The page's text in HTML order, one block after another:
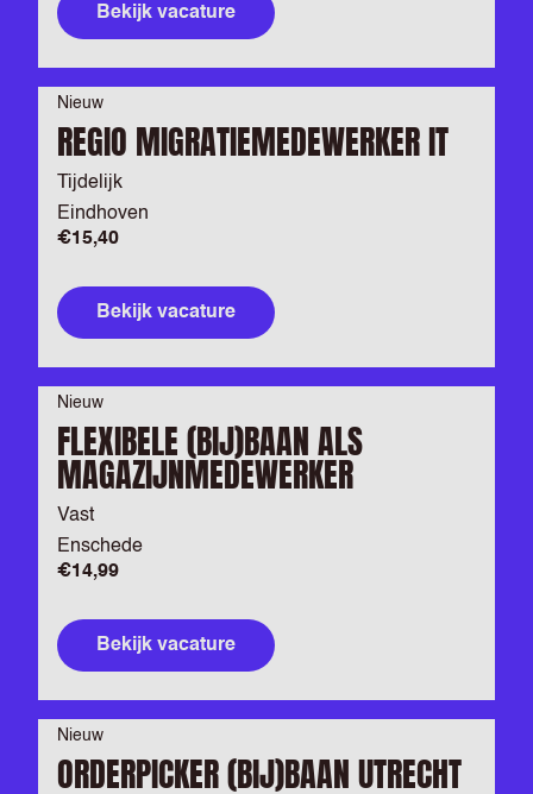
Bekijk vacature
Nieuw
REGIO MIGRATIEMEDEWERKER IT
Tijdelijk
Eindhoven
€15,40
Bekijk vacature
Nieuw
FLEXIBELE (BIJ)BAAN ALS
MAGAZIJNMEDEWERKER
Vast
Enschede
€14,99
Bekijk vacature
Nieuw
ORDERPICKER (BIJ)BAAN UTRECHT